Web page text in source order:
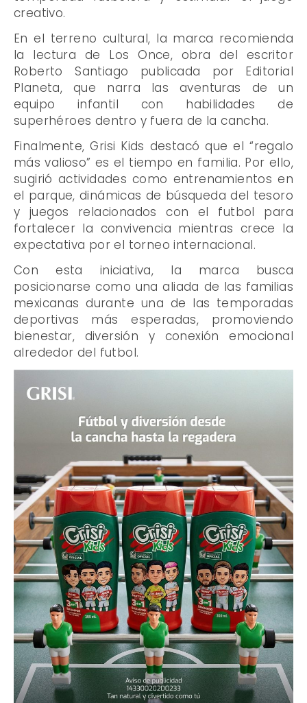
creativo.
En el terreno cultural, la marca recomienda
la lectura de Los Once, obra del escritor
Roberto Santiago publicada por Editorial
Planeta, que narra las aventuras de un
equipo infantil con habilidades de
superhéroes dentro y fuera de la cancha.
Finalmente, Grisi Kids destacó que el “regalo
más valioso” es el tiempo en familia. Por ello,
sugirió actividades como entrenamientos en
el parque, dinámicas de búsqueda del tesoro
y juegos relacionados con el futbol para
fortalecer la convivencia mientras crece la
expectativa por el torneo internacional.
Con esta iniciativa, la marca busca
posicionarse como una aliada de las familias
mexicanas durante una de las temporadas
deportivas más esperadas, promoviendo
bienestar, diversión y conexión emocional
alrededor del futbol.